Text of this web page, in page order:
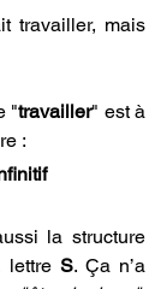
travailler, mais
"travailler" est à
:
la structure
lettre S. Ça n’a